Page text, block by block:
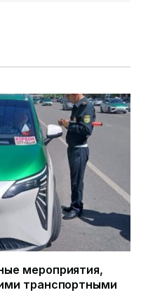
мероприятия,
транспортными